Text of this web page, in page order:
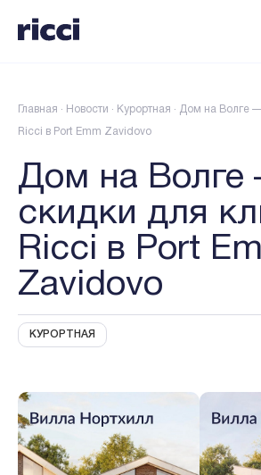
Главная · Новости · Курортная · Дом на Волге
Ricci в Port Еmm Zavidovo
Дом на
скидки для
Ricci в Port
Zavidovo
КУРОРТНАЯ